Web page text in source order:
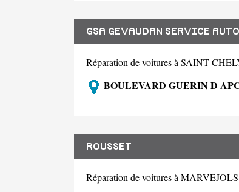
GSA GEVAUDAN SERVICE AUTO
Réparation de voitures à SAINT
BOULEVARD GUERIN D
ROUSSET
Réparation de voitures à MARVEJOLS